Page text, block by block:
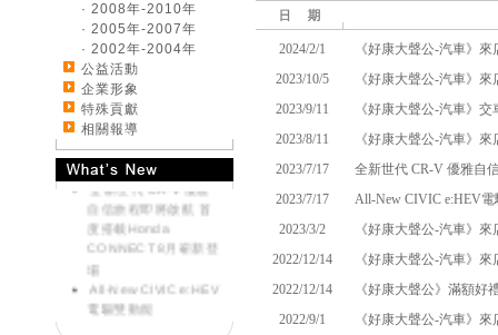
· 2008年-2010年
· 2005年-2007年
· 2002年-2004年
公益活動
企業形象
特殊貢獻
相關報導
《好康大聲公-汽車》
來店試乘~送您開運好
禮
《好康大聲公-汽車》
交車送您精美好禮~
《好康大聲公-汽車》
禮
全新世代 CR-V 優雅
自信旅程即將啟航 首
度搭載Honda
CONNECT 8月嶄新登
場
All-New CIVIC e:HEV
電驅雙動能
2024/2/1
《好康大聲公-汽車》
2023/10/5
《好康大聲公-汽車》
2023/9/11
《好康大聲公-汽車》
2023/8/11
《好康大聲公-汽車》
2023/7/17
全新世代 CR-V 優雅自
2023/7/17
All-New CIVIC e:HEV
2023/3/2
《好康大聲公-汽車》
2022/12/14
《好康大聲公-汽車》
2022/12/14
《好康大聲公》滿額好
2022/9/1
《好康大聲公-汽車》